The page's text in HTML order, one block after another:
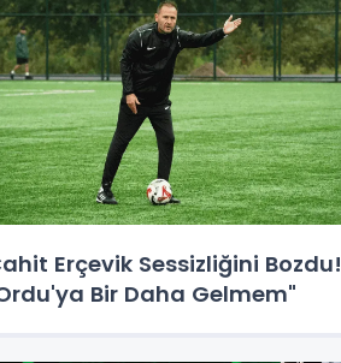
Erçevik Sessizliğini Bozdu!
Bir Daha Gelmem"